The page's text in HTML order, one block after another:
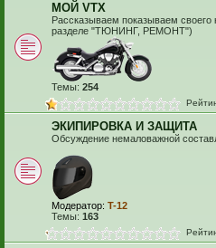
МОЙ VTX
Рассказываем показываем своего
разделе "ТЮНИНГ, РЕМОНТ")
Темы: 254
ЭКИПИРОВКА И ЗАЩИТА
Обсуждение немаловажной
Модератор: T-12
Темы: 163